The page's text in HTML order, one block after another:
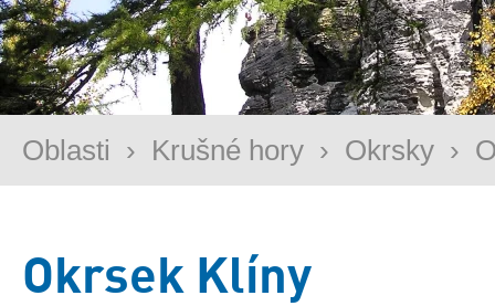
Oblasti › Krušné hory › Okrsky ›
Okrsek Klíny